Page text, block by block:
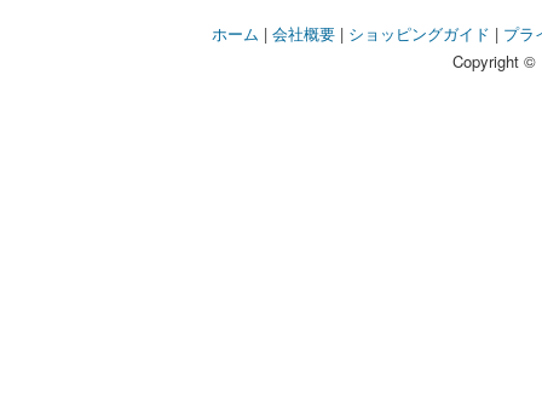
ホーム | 会社概要| ショッピングガイド | プラ
Copyright ©